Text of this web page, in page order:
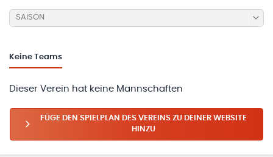
SAISON
Keine Teams
Dieser Verein hat keine Mannschaften
FÜGE DEN SPIELPLAN DES VEREINS ZU DEINER WEBSITE
HINZU